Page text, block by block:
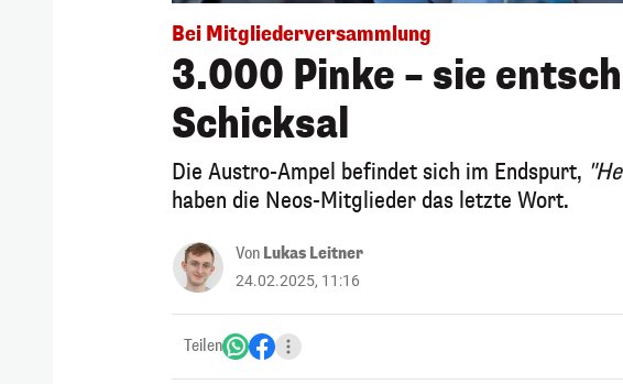
Bei Mitgliederversammlung
3.000 Pinke – sie
Schicksal
Die Austro-Ampel befindet sich im Endspurt,
haben die Neos-Mitglieder das letzte Wort.
Von Lukas Leitner
24.02.2025, 11:16
Teilen